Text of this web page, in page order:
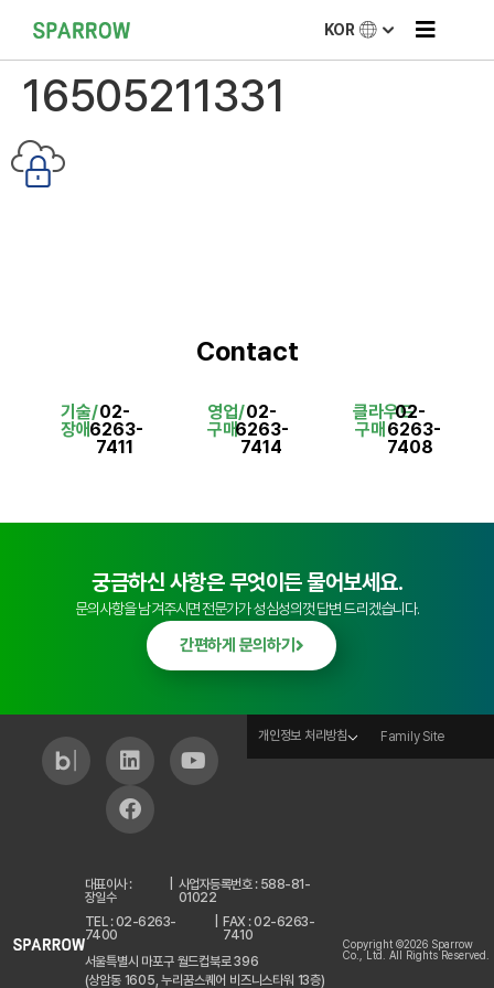
KOR
16505211331
Contact
기술/
장애
02-
6263-
7411
영업/
구매
02-
6263-
7414
클라우드
구매
02-
6263-
7408
궁금하신 사항은 무엇이든 물어보세요.
문의사항을 남겨주시면 전문가가 성심성의껏 답변 드리겠습니다.
간편하게 문의하기
개인정보 처리방침 Family Site
대표이사 :
장일수
사업자등록번호 : 588-81-
01022
TEL : 02-6263-
7400
FAX : 02-6263-
7410
서울특별시 마포구 월드컵북로 396
(상암동 1605, 누리꿈스퀘어 비즈니스타워 13층)
Copyright ©2026 Sparrow
Co., Ltd. All Rights Reserved.